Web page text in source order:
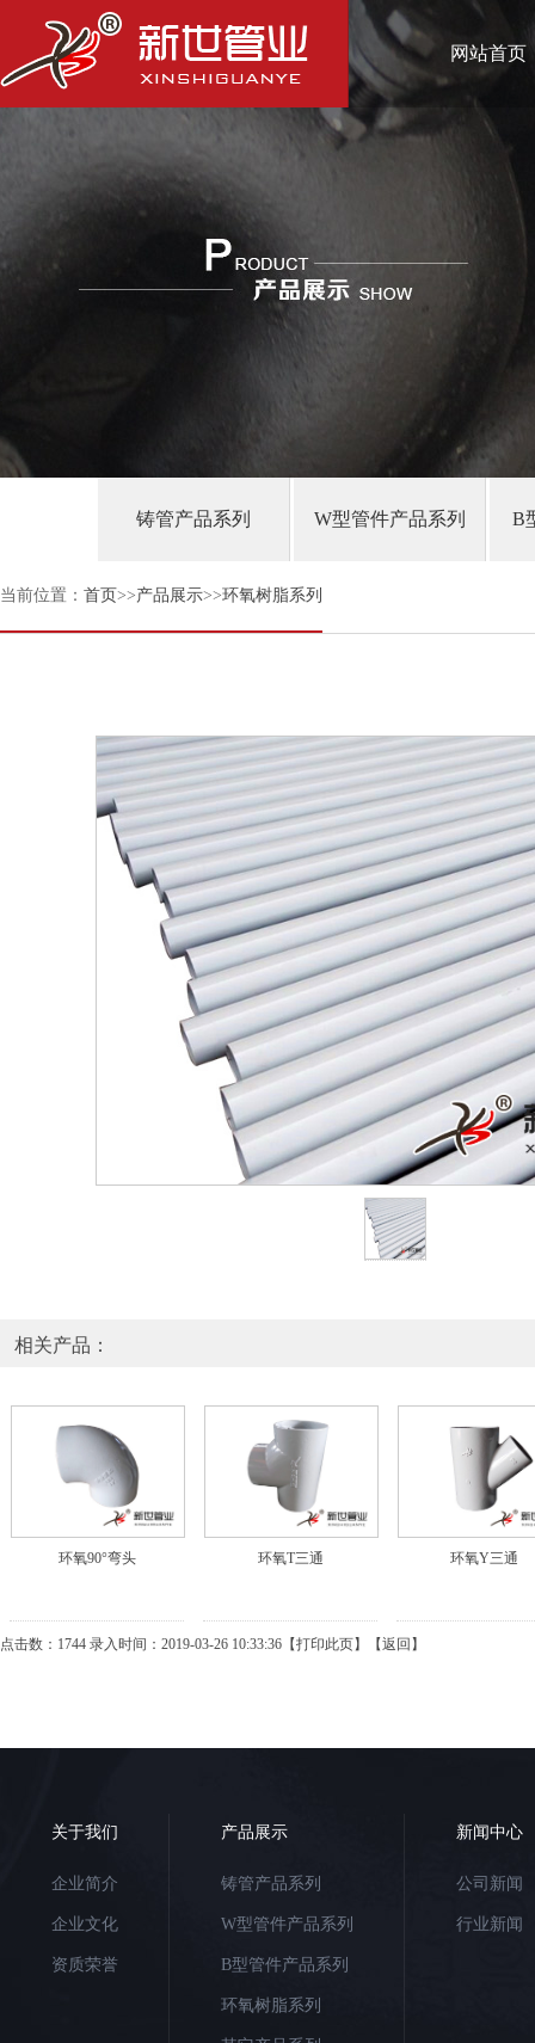
网站首页
铸管产品系列 W型管件产品系列 B
当前位置： 首页>>产品展示>>环氧树脂系列
相关产品：
环氧90°弯头 环氧T三通 环氧Y三通
点击数：1744 录入时间：2019-03-26 10:33:36【打印此页】【返回 】
关于我们
企业简介
企业文化
资质荣誉
产品展示
铸管产品系列
W型管件产品系列
B型管件产品系列
环氧树脂系列
新闻中心
公司新闻
行业新闻